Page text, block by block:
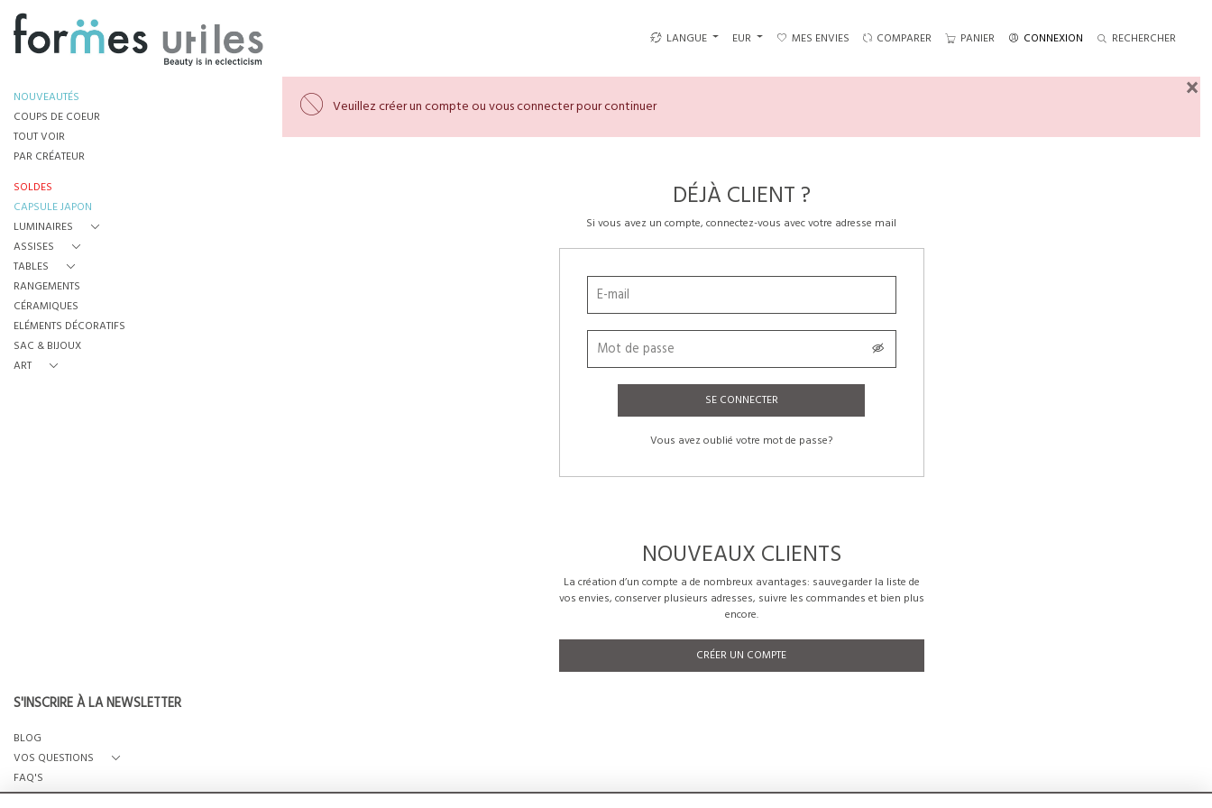
LANGUE EUR MES ENVIES COMPARER PANIER CONNEXION RECHERCHER
NOUVEAUTÉS
COUPS DE COEUR
TOUT VOIR
PAR CRÉATEUR
SOLDES
CAPSULE JAPON
LUMINAIRES
ASSISES
TABLES
RANGEMENTS
CÉRAMIQUES
ELÉMENTS DÉCORATIFS
SAC & BIJOUX
ART
S'INSCRIRE À LA NEWSLETTER
BLOG
VOS QUESTIONS
FAQ'S
QUI SOMMES-NOUS?
Veuillez créer un compte ou vous connecter pour continuer
×
DÉJÀ CLIENT ?
Si vous avez un compte, connectez-vous avec votre adresse mail
SE CONNECTER
Vous avez oublié votre mot de passe?
NOUVEAUX CLIENTS
La création d’un compte a de nombreux avantages: sauvegarder la liste de
vos envies, conserver plusieurs adresses, suivre les commandes et bien plus
encore.
CRÉER UN COMPTE